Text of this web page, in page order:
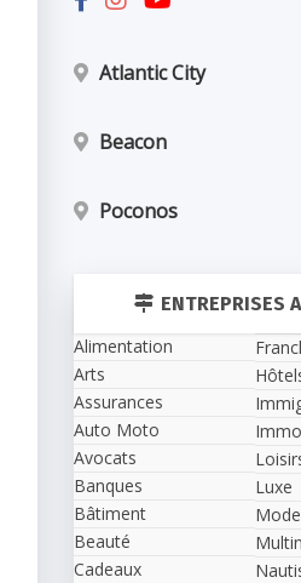
Atlantic City
Beacon
Poconos
ENTREPRISES
Alimentation
Arts
Assurances
Auto Moto
Avocats
Banques
Bâtiment
Beauté
Cadeaux
Luxe
Mode